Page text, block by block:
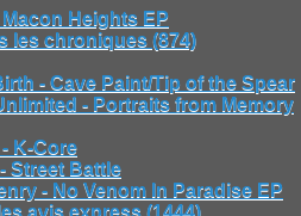
Heights EP
les chroniques (874)
- Cave Paint/Tip of the Spear
- Portraits from Memory
- K-Core
Street Battle
- No Venom In Paradise EP
avis express (1444)